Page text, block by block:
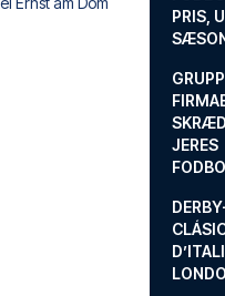
PRIS,
JERES